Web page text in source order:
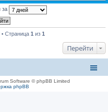
за
• Страница 1 из 1
Перейти
Software © phpBB Limited
phpBB